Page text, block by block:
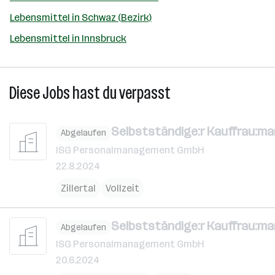
Lebensmittel in Schwaz (Bezirk)
Lebensmittel in Innsbruck
Diese Jobs hast du verpasst
Abgelaufen Selbstständige:r
ISG Personalmanagement GmbH
22.8.2024
Zillertal
Vollzeit
Abgelaufen Selbstständige:r
ISG Personalmanagement GmbH
20.6.2024